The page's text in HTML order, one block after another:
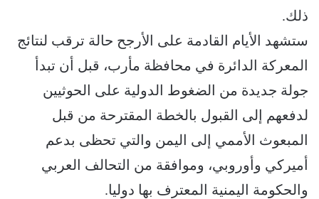
ذلك.
ستشهد الأيام القادمة على الأرجح حالة ترقب لنتائج
المعركة الدائرة في محافظة مأرب، قبل أن تبدأ
جولة جديدة من الضغوط الدولية على الحوثيين
لدفعهم إلى القبول بالخطة المقترحة من قبل
المبعوث الأممي إلى اليمن والتي تحظى بدعم
أميركي وأوروبي، وموافقة من التحالف العربي
والحكومة اليمنية المعترف بها دوليا.